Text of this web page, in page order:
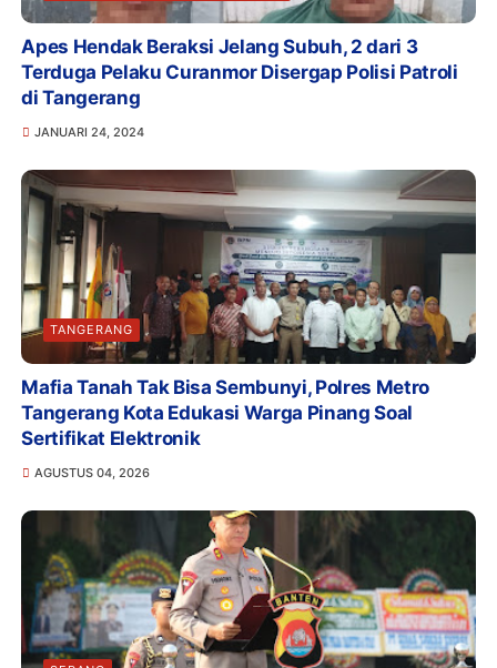
Apes Hendak Beraksi Jelang Subuh, 2 dari 3
Terduga Pelaku Curanmor Disergap Polisi Patroli
di Tangerang
JANUARI 24, 2024
TANGERANG
Mafia Tanah Tak Bisa Sembunyi, Polres Metro
Tangerang Kota Edukasi Warga Pinang Soal
Sertifikat Elektronik
AGUSTUS 04, 2026